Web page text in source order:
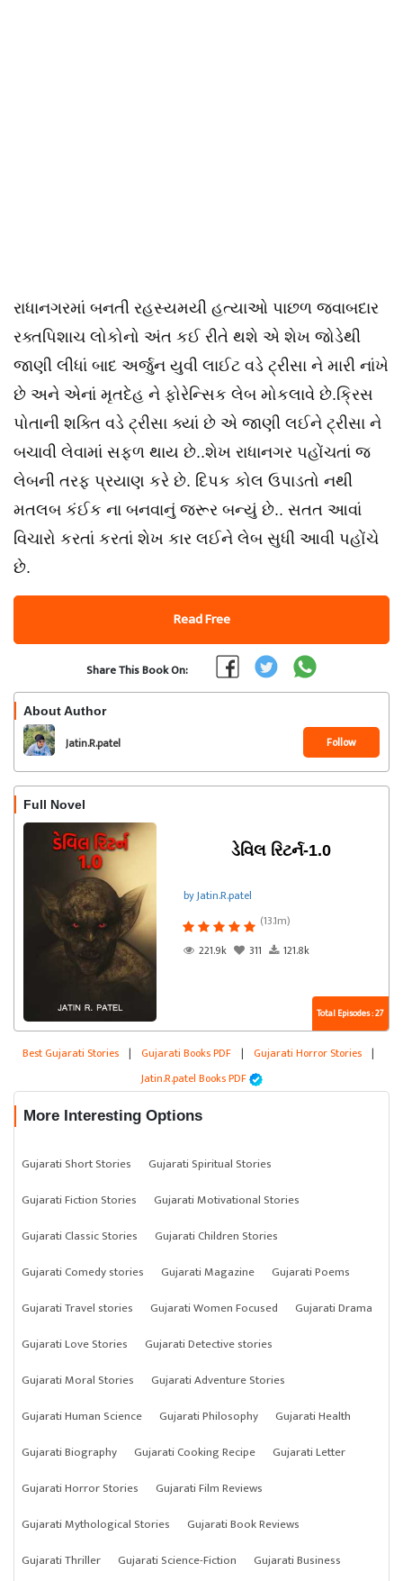
રાધાનગરમાં બનતી રહસ્યમયી હત્યાઓ પાછળ જવાબદાર
રક્તપિશાચ લોકોનો અંત કઈ રીતે થશે એ શેખ જોડેથી
જાણી લીધાં બાદ અર્જુન યુવી લાઈટ વડે ટ્રીસા ને મારી નાંખે
છે અને એનાં મૃતદેહ ને ફોરેન્સિક લેબ મોકલાવે છે.ક્રિસ
પોતાની શક્તિ વડે ટ્રીસા ક્યાં છે એ જાણી લઈને ટ્રીસા ને
બચાવી લેવામાં સફળ થાય છે..શેખ રાધાનગર પહોંચતાં જ
લેબની તરફ પ્રયાણ કરે છે. દિપક કોલ ઉપાડતો નથી
મતલબ કંઈક ના બનવાનું જરૂર બન્યું છે.. સતત આવાં
વિચારો કરતાં કરતાં શેખ કાર લઈને લેબ સુધી આવી પહોંચે
છે.
Read Free
Share This Book On:
About Author
Jatin.R.patel Follow
Full Novel
ડેવિલ રિટર્ન-1.0
by Jatin.R.patel
(13.1m)
221.9k
311 121.8k
Total Episodes : 27
Best Gujarati Stories | Gujarati Books PDF | Gujarati Horror Stories |
Jatin.R.patel Books PDF
More Interesting Options
Gujarati Short Stories
Gujarati Spiritual Stories
Gujarati Fiction Stories
Gujarati Motivational Stories
Gujarati Classic Stories
Gujarati Children Stories
Gujarati Comedy stories
Gujarati Magazine
Gujarati Poems
Gujarati Travel stories
Gujarati Women Focused
Gujarati Drama
Gujarati Love Stories
Gujarati Detective stories
Gujarati Moral Stories
Gujarati Adventure Stories
Gujarati Human Science
Gujarati Philosophy
Gujarati Health
Gujarati Biography
Gujarati Cooking Recipe
Gujarati Letter
Gujarati Horror Stories
Gujarati Film Reviews
Gujarati Mythological Stories
Gujarati Book Reviews
Gujarati Thriller
Gujarati Science-Fiction Gujarati Business